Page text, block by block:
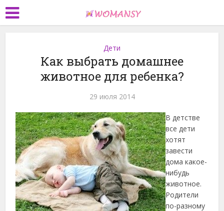
Дети
Как выбрать домашнее
животное для ребенка?
29 июля 2014
В детстве
все дети
хотят
завести
дома какое-
нибудь
животное.
Родители
по-разному